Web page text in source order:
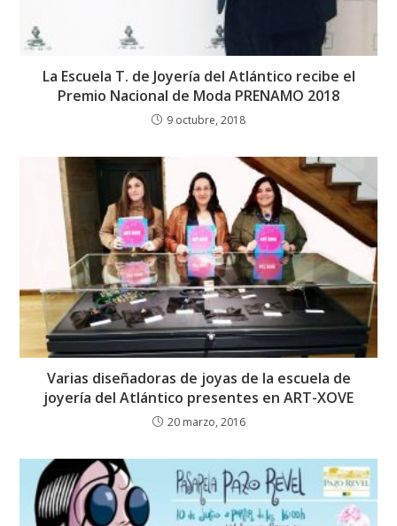
La Escuela T. de Joyería del Atlántico recibe el
Premio Nacional de Moda PRENAMO 2018
9 octubre, 2018
Varias diseñadoras de joyas de la escuela de
joyería del Atlántico presentes en ART-XOVE
20 marzo, 2016